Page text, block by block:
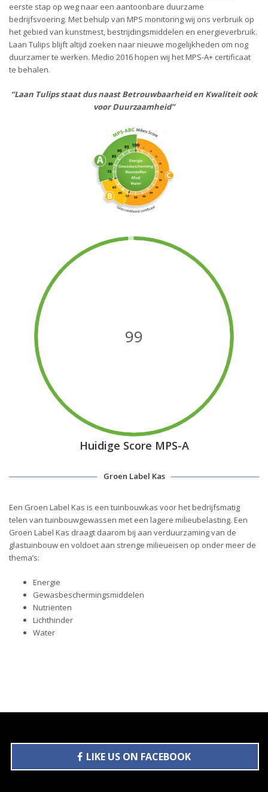
eerste stap op weg naar een aantoonbare duurzame
bedrijfsvoering. Met behulp van MPS monitoring wij ons verbruik op
het gebied van kunstmest, bestrijdingsmiddelen en energieverbruik.
Laan Tulips blijft altijd zoeken naar nieuwe mogelijkheden om nog
duurzamer te werken. Medio 2016 hopen wij het MPS-A+ certificaat
te behalen.
“Laan Tulips staat dus naast Betrouwbaarheid en Kwaliteit ook
voor Duurzaamheid”
99
Huidige Score MPS-A
Groen Label Kas
Een Groen Label Kas is een tuinbouwkas voor het bedrijfsmatig
telen van tuinbouwgewassen met een lagere milieubelasting. Een
Groen Label Kas draagt daarom bij aan verduurzaming van de
glastuinbouw en voldoet aan strenge milieueisen op onder meer de
thema’s:
Energie
Gewasbeschermingsmiddelen
Nutriënten
Lichthinder
Water
LIKE US ON FACEBOOK